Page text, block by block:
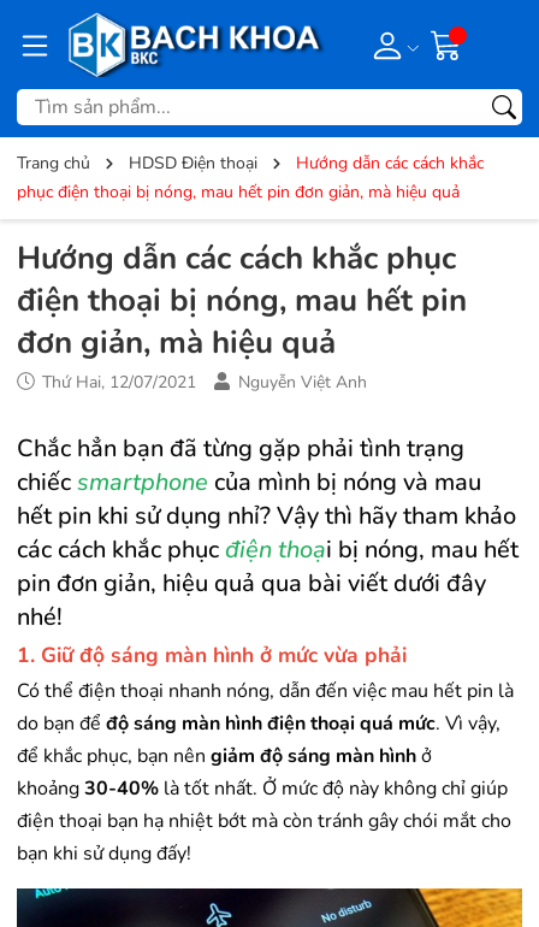
Trang chủ HDSD Điện thoại
Hướng dẫn các cách khắc
phục điện thoại bị nóng, mau hết pin đơn giản, mà hiệu quả
Hướng dẫn các cách khắc phục
điện thoại bị nóng, mau hết pin
đơn giản, mà hiệu quả
Thứ Hai, 12/07/2021 Nguyễn Việt Anh
Chắc hẳn bạn đã từng gặp phải tình trạng
chiếcsmartphone của mình bị nóng và mau
hết pin khi sử dụng nhỉ? Vậy thì hãy tham khảo
các cách khắc phụcđiện thoại bị nóng, mau hết
pin đơn giản, hiệu quả qua bài viết dưới đây
nhé!
1. Giữ độ sáng màn hình ở mức vừa phải
Có thể điện thoại nhanh nóng, dẫn đến việc mau hết pin là
do bạn để độ sáng màn hình điện thoại quá mức. Vì vậy,
để khắc phục, bạn nên giảm độ sáng màn hìnhở
khoảng30-40% là tốt nhất. Ở mức độ này không chỉ giúp
điện thoại bạn hạ nhiệt bớt mà còn tránh gây chói mắt cho
bạn khi sử dụng đấy!